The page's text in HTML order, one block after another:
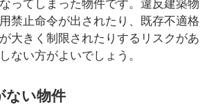
ってしまった物件です。違反建築物
禁止命令が出されたり、既存不適格
大きく制限されたりするリスクがあ
ない方がよいでしょう。
い物件